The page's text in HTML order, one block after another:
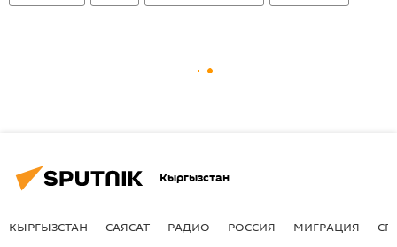
Кыргызстан
КЫРГЫЗСТАН САЯСАТ РАДИО РОССИЯ МИГРАЦИЯ